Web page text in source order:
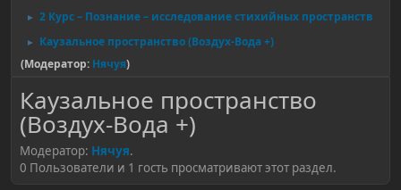
► 2 Курс – Познание – исследование стихийных пространств
►
Каузальное пространство (Воздух-Вода +)
(Модератор: Нячуя)
Каузальное пространство
(Воздух-Вода +)
Модератор: Нячуя.
0 Пользователи и 1 гость просматривают этот раздел.